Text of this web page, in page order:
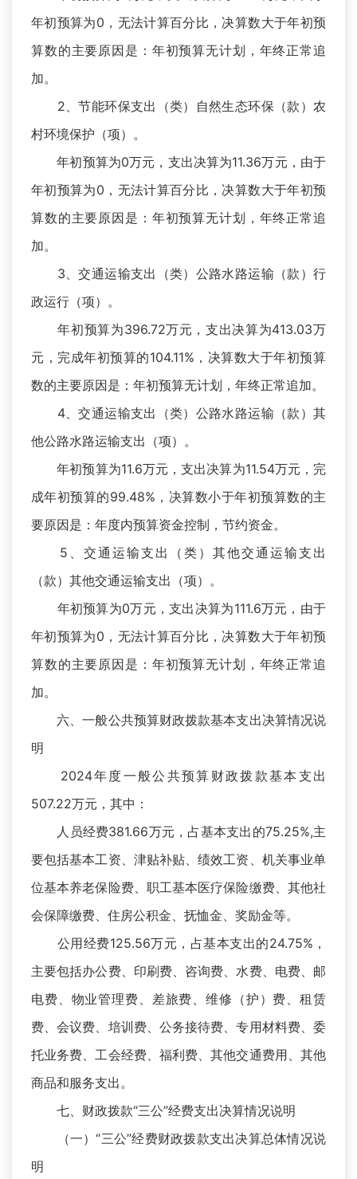
年初预算为0，无法计算百分比，决算数大于年初预
算数的主要原因是：年初预算无计划，年终正常追
加。
2、节能环保支出（类）自然生态环保（款）农
村环境保护（项）。
年初预算为0万元，支出决算为11.36万元，由于
年初预算为0，无法计算百分比，决算数大于年初预
算数的主要原因是：年初预算无计划，年终正常追
加。
3、交通运输支出（类）公路水路运输（款）行
政运行（项）。
年初预算为396.72万元，支出决算为413.03万
元，完成年初预算的104.11%，决算数大于年初预算
数的主要原因是：年初预算无计划，年终正常追加。
4、交通运输支出（类）公路水路运输（款）其
他公路水路运输支出（项）。
年初预算为11.6万元，支出决算为11.54万元，完
成年初预算的99.48%，决算数小于年初预算数的主
要原因是：年度内预算资金控制，节约资金。
5、交通运输支出（类）其他交通运输支出
（款）其他交通运输支出（项）。
年初预算为0万元，支出决算为111.6万元，由于
年初预算为0，无法计算百分比，决算数大于年初预
算数的主要原因是：年初预算无计划，年终正常追
加。
六、一般公共预算财政拨款基本支出决算情况说
明
2024年度一般公共预算财政拨款基本支出
507.22万元，其中：
人员经费381.66万元，占基本支出的75.25%,主
要包括基本工资、津贴补贴、绩效工资、机关事业单
位基本养老保险费、职工基本医疗保险缴费、其他社
会保障缴费、住房公积金、抚恤金、奖励金等。
公用经费125.56万元，占基本支出的24.75%，
主要包括办公费、印刷费、咨询费、水费、电费、邮
电费、物业管理费、差旅费、维修（护）费、租赁
费、会议费、培训费、公务接待费、专用材料费、委
托业务费、工会经费、福利费、其他交通费用、其他
商品和服务支出。
七、财政拨款“三公”经费支出决算情况说明
（一）“三公”经费财政拨款支出决算总体情况说
明